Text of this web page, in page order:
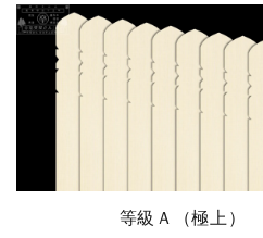
等級Ａ（極上）